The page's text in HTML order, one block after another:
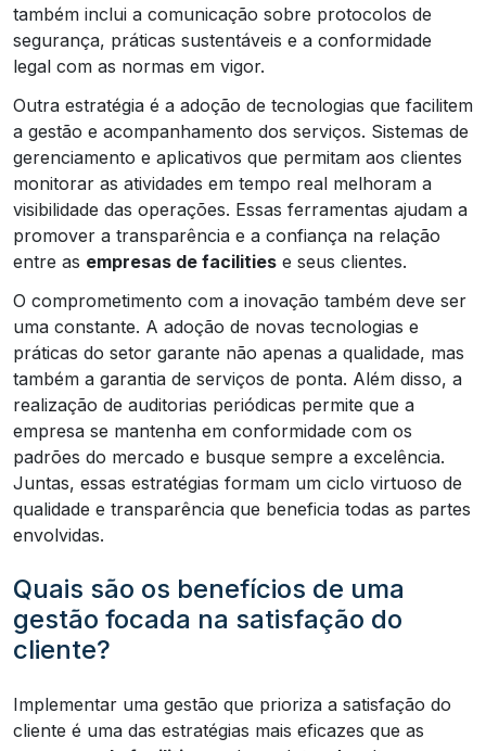
também inclui a comunicação sobre protocolos de
segurança, práticas sustentáveis e a conformidade
legal com as normas em vigor.
Outra estratégia é a adoção de tecnologias que facilitem
a gestão e acompanhamento dos serviços. Sistemas de
gerenciamento e aplicativos que permitam aos clientes
monitorar as atividades em tempo real melhoram a
visibilidade das operações. Essas ferramentas ajudam a
promover a transparência e a confiança na relação
entre as empresas de facilities e seus clientes.
O comprometimento com a inovação também deve ser
uma constante. A adoção de novas tecnologias e
práticas do setor garante não apenas a qualidade, mas
também a garantia de serviços de ponta. Além disso, a
realização de auditorias periódicas permite que a
empresa se mantenha em conformidade com os
padrões do mercado e busque sempre a excelência.
Juntas, essas estratégias formam um ciclo virtuoso de
qualidade e transparência que beneficia todas as partes
envolvidas.
Quais são os benefícios de uma
gestão focada na satisfação do
cliente?
Implementar uma gestão que prioriza a satisfação do
cliente é uma das estratégias mais eficazes que as